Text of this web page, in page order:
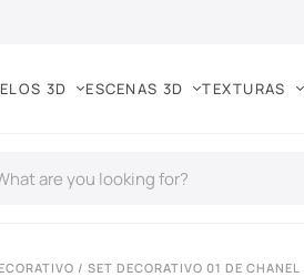
3D ESCENAS 3D TEXTURAS
/ SET DECORATIVO 01 DE CHANEL